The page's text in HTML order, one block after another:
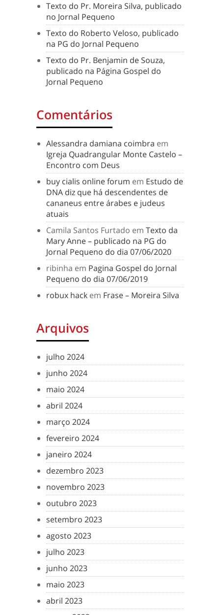
Texto do Pr. Moreira Silva, publicado
no Jornal Pequeno
Texto do Roberto Veloso, publicado
na PG do Jornal Pequeno
Texto do Pr. Benjamin de Souza,
publicado na Página Gospel do
Jornal Pequeno
Comentários
Alessandra damiana coimbra em
Igreja Quadrangular Monte Castelo –
Encontro com Deus
buy cialis online forum em Estudo de
DNA diz que há descendentes de
cananeus entre árabes e judeus
atuais
Camila Santos Furtado em Texto da
Mary Anne – publicado na PG do
Jornal Pequeno do dia 07/06/2020
ribinha em Pagina Gospel do Jornal
Pequeno do dia 07/06/2019
robux hack em Frase – Moreira Silva
Arquivos
julho 2024
junho 2024
maio 2024
abril 2024
março 2024
fevereiro 2024
janeiro 2024
dezembro 2023
novembro 2023
outubro 2023
setembro 2023
agosto 2023
julho 2023
junho 2023
maio 2023
abril 2023